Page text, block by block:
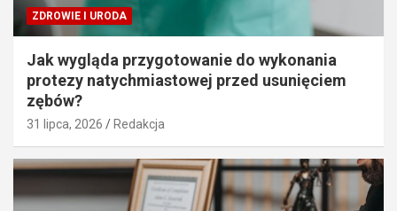
ZDROWIE I URODA
Jak wygląda przygotowanie do wykonania
protezy natychmiastowej przed usunięciem
zębów?
31 lipca, 2026 Redakcja